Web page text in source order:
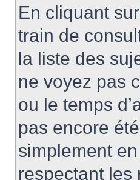
En cliquant
train de
la liste des
ne voyez pas
ou le temps
pas encore
simplement
respectant les